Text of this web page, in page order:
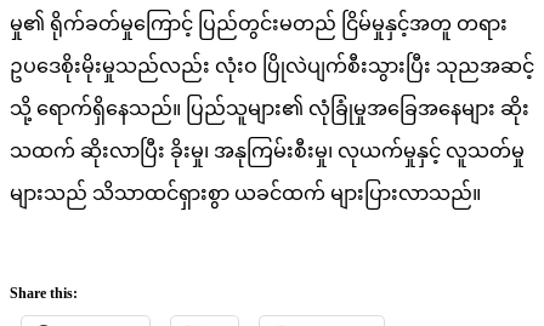
မှု၏ ရိုက်ခတ်မှုကြောင့် ပြည်တွင်းမတည် ငြိမ်မှုနှင့်အတူ တရား
ဥပဒေစိုးမိုးမှုသည်လည်း လုံးဝ ပြိုလဲပျက်စီးသွားပြီး သုညအဆင့်
သို့ ရောက်ရှိနေသည်။ ပြည်သူများ၏ လုံခြုံမှုအခြေအနေများ ဆိုး
သထက် ဆိုးလာပြီး ခိုးမှု၊ အနုကြမ်းစီးမှု၊ လုယက်မှုနှင့် လူသတ်မှု
များသည် သိသာထင်ရှားစွာ ယခင်ထက် များပြားလာသည်။
Share this: